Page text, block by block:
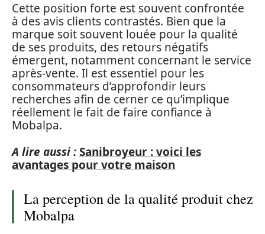
Cette position forte est souvent confrontée
à des avis clients contrastés. Bien que la
marque soit souvent louée pour la qualité
de ses produits, des retours négatifs
émergent, notamment concernant le service
après-vente. Il est essentiel pour les
consommateurs d’approfondir leurs
recherches afin de cerner ce qu’implique
réellement le fait de faire confiance à
Mobalpa.
A lire aussi :Sanibroyeur : voici les
avantages pour votre maison
La perception de la qualité produit chez
Mobalpa